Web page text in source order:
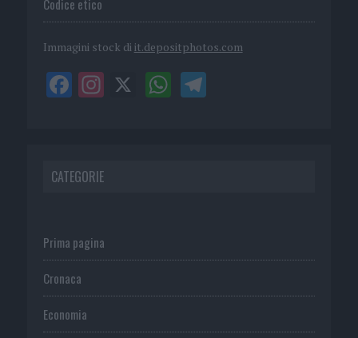
Codice etico
Immagini stock di it.depositphotos.com
CATEGORIE
Prima pagina
Cronaca
Economia